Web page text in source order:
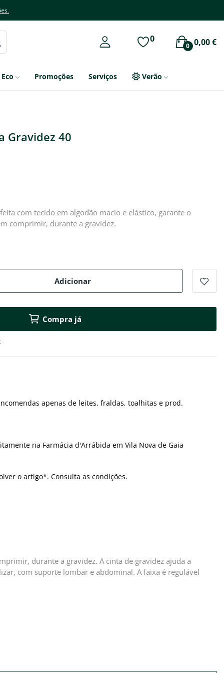
0 0,00 €
0
Eco Promoções Serviços Verão
Gravidez 40
com tecido em algodão macio e elástico, garante o
comprimir, durante a gravidez.
Adicionar
Compra já
apenas de leites, fraldas, toalhitas e prod.
na Farmácia d'Arrábida em Vila Nova de Gaia
o artigo*. Consulta as condições.
durante a gravidez. A cinta de gravidez ajuda a
com suporte lombar e abdominal. A faixa é regulável